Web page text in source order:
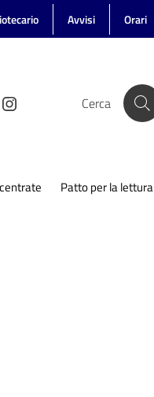
Avvisi Orari
Cerca
Patto per la lettura